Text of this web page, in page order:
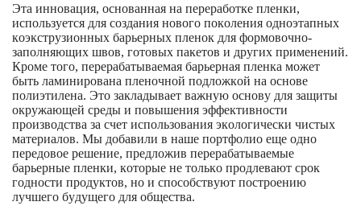
Эта инновация, основанная на переработке пленки,
используется для создания нового поколения одноэтапных
коэкструзионных барьерных пленок для формовочно-
заполняющих швов, готовых пакетов и других применений.
Кроме того, перерабатываемая барьерная пленка может
быть ламинирована пленочной подложкой на основе
полиэтилена. Это закладывает важную основу для защиты
окружающей среды и повышения эффективности
производства за счет использования экологически чистых
материалов. Мы добавили в наше портфолио еще одно
передовое решение, предложив перерабатываемые
барьерные пленки, которые не только продлевают срок
годности продуктов, но и способствуют построению
лучшего будущего для общества.